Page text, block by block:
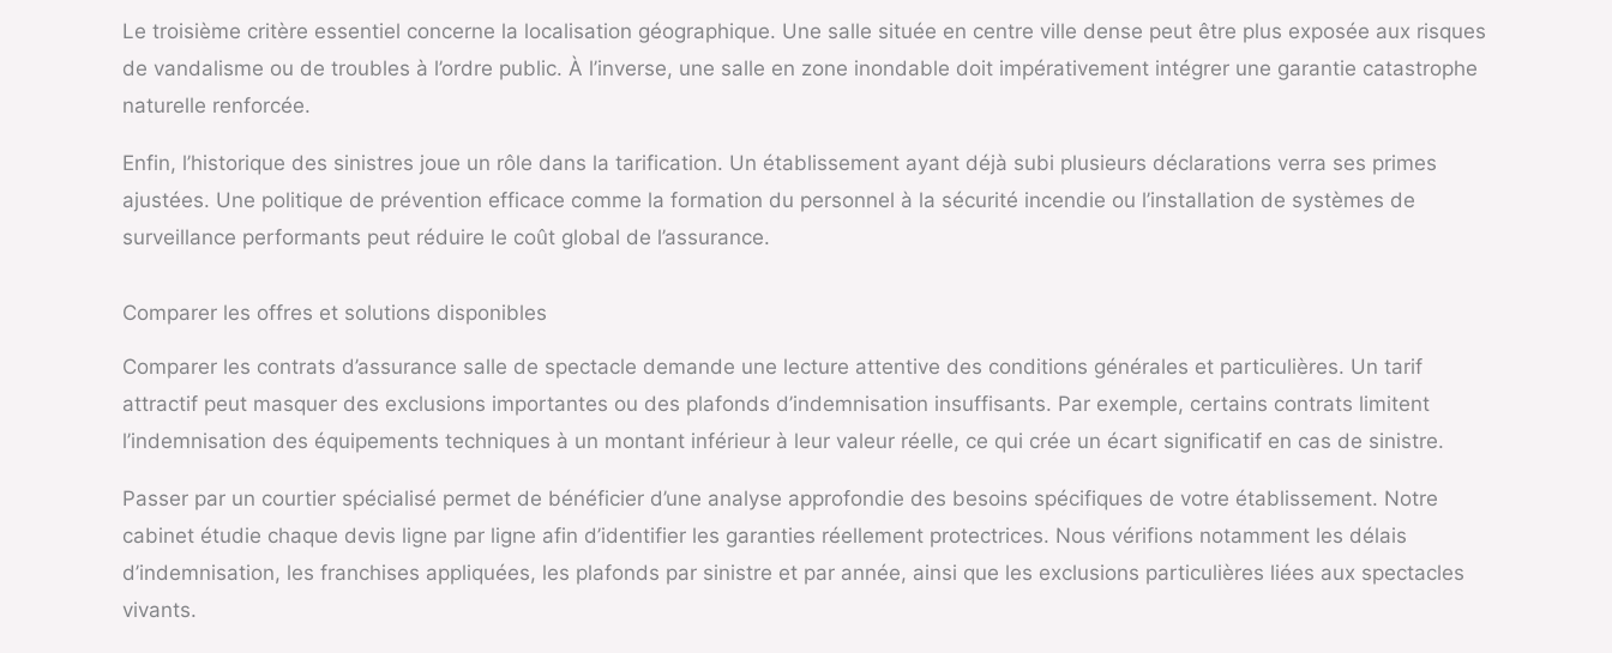
Le troisième critère essentiel concerne la localisation géographique. Une salle située en centre ville dense peut être plus exposée aux risques
de vandalisme ou de troubles à l’ordre public. À l’inverse, une salle en zone inondable doit impérativement intégrer une garantie catastrophe
naturelle renforcée.
Enfin, l’historique des sinistres joue un rôle dans la tarification. Un établissement ayant déjà subi plusieurs déclarations verra ses primes
ajustées. Une politique de prévention efficace comme la formation du personnel à la sécurité incendie ou l’installation de systèmes de
surveillance performants peut réduire le coût global de l’assurance.
Comparer les offres et solutions disponibles
Comparer les contrats d’assurance salle de spectacle demande une lecture attentive des conditions générales et particulières. Un tarif
attractif peut masquer des exclusions importantes ou des plafonds d’indemnisation insuffisants. Par exemple, certains contrats limitent
l’indemnisation des équipements techniques à un montant inférieur à leur valeur réelle, ce qui crée un écart significatif en cas de sinistre.
Passer par un courtier spécialisé permet de bénéficier d’une analyse approfondie des besoins spécifiques de votre établissement. Notre
cabinet étudie chaque devis ligne par ligne afin d’identifier les garanties réellement protectrices. Nous vérifions notamment les délais
d’indemnisation, les franchises appliquées, les plafonds par sinistre et par année, ainsi que les exclusions particulières liées aux spectacles
vivants.